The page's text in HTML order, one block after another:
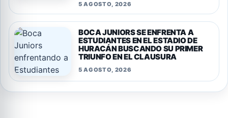
5 AGOSTO, 2026
BOCA JUNIORS SE ENFRENTA A
ESTUDIANTES EN EL ESTADIO DE
HURACÁN BUSCANDO SU PRIMER
TRIUNFO EN EL CLAUSURA
5 AGOSTO, 2026